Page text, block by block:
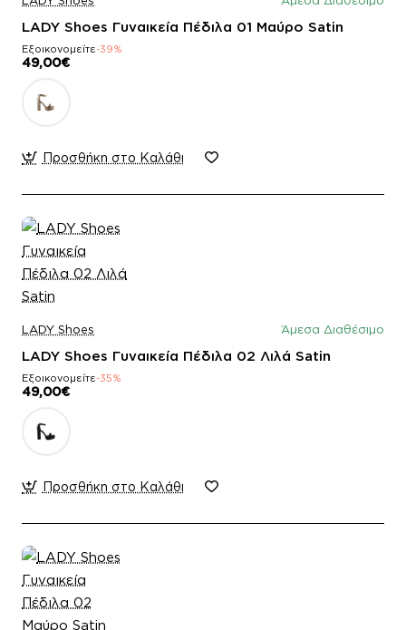
LADY Shoes Γυναικεία Πέδιλα 01 Μαύρο Satin
Εξοικονομείτε-39%
49,00€
Προσθήκη στο Καλάθι
LADY Shoes Άμεσα Διαθέσιμο
LADY Shoes Γυναικεία Πέδιλα 02 Λιλά Satin
Εξοικονομείτε-35%
49,00€
Προσθήκη στο Καλάθι